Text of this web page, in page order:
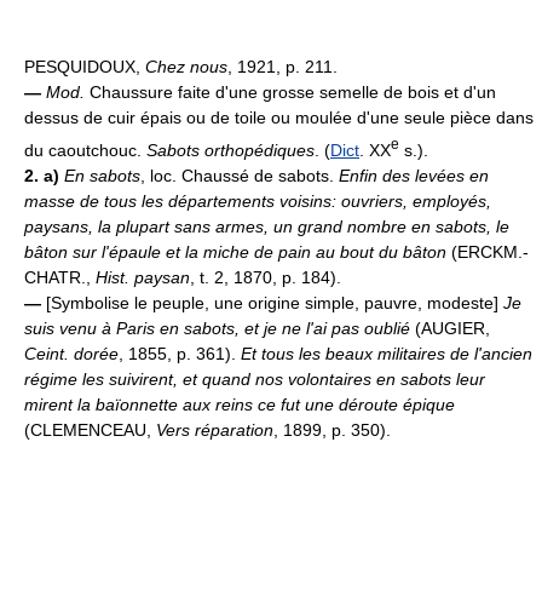
PESQUIDOUX, Chez nous, 1921, p. 211.
— Mod. Chaussure faite d'une grosse semelle de bois et d'un
dessus de cuir épais ou de toile ou moulée d'une seule pièce dans
du caoutchouc. Sabots orthopédiques . (Dict . XXe s.).
2. a) En sabots , loc. Chaussé de sabots. Enfin des levées en
masse de tous les départements voisins: ouvriers, employés,
paysans, la plupart sans armes, un grand nombre en sabots, le
bâton sur l'épaule et la miche de pain au bout du bâton (ERCKM.-
CHATR., Hist. paysan , t. 2, 1870, p. 184).
— [Symbolise le peuple, une origine simple, pauvre, modeste] Je
suis venu à Paris en sabots, et je ne l'ai pas oublié (AUGIER,
Ceint. dorée , 1855, p. 361). Et tous les beaux militaires de l'ancien
régime les suivirent, et quand nos volontaires en sabots leur
mirent la baïonnette aux reins ce fut une déroute épique
(CLEMENCEAU, Vers réparation , 1899, p. 350).